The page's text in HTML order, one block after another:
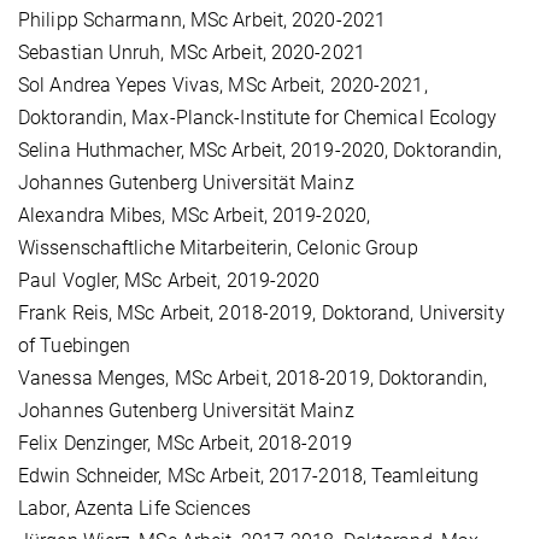
Philipp Scharmann, MSc Arbeit, 2020-2021
Sebastian Unruh, MSc Arbeit, 2020-2021
Sol Andrea Yepes Vivas, MSc Arbeit, 2020-2021,
Doktorandin, Max-Planck-Institute for Chemical Ecology
Selina Huthmacher, MSc Arbeit, 2019-2020, Doktorandin,
Johannes Gutenberg Universität Mainz
Alexandra Mibes, MSc Arbeit, 2019-2020,
Wissenschaftliche Mitarbeiterin, Celonic Group
Paul Vogler, MSc Arbeit, 2019-2020
Frank Reis, MSc Arbeit, 2018-2019, Doktorand, University
of Tuebingen
Vanessa Menges, MSc Arbeit, 2018-2019, Doktorandin,
Johannes Gutenberg Universität Mainz
Felix Denzinger, MSc Arbeit, 2018-2019
Edwin Schneider, MSc Arbeit, 2017-2018, Teamleitung
Labor, Azenta Life Sciences